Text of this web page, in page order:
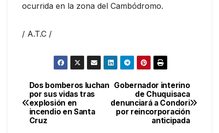
ocurrida en la zona del Cambódromo.
/ A.T.C /
Navegación
de
Gobernador interino
de Chuquisaca
denunciará a Condori
por reincorporación
anticipada
Dos bomberos luchan
por sus vidas tras
explosión en
incendio en Santa
Cruz